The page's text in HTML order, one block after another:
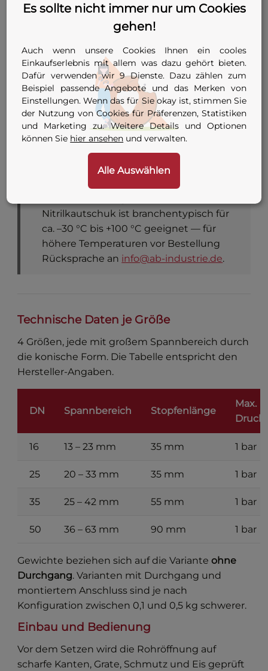
Einsatzbereich
bis 63 mm
Anschluss
Konfigurator-Tabelle
oben
Innengewinde
Adapter
G 1/8 oder G 1/4 (je nach
Anschluss-
Konfiguration)
Temperatureinsatzgrenzen sind
im Hersteller-Datenblatt zu diesem
Nitrilkautschuk ist branchentypisch für
ca. –30 °C bis +100 °C geeignet — für
höhere Temperaturen vor Bestellung
Rücksprache an info@ab-industrie.de.
Technische Daten je Größe
4 Größen, jede mit großem Spannbereich durch
die konische Form. Die Tabelle entspricht den
Hersteller-Angaben.
DN Spannbereich Stopfenlänge
Max.
Druck
16 13 – 23 mm 35 mm 1 bar
25 20 – 33 mm 35 mm 1 bar
35 25 – 42 mm 55 mm 1 bar
50 36 – 63 mm 90 mm 1 bar
Gewichte beziehen sich auf die Varianteohne
Durchgang. Varianten mit Durchgang und
montiertem Anschluss sind je nach
Konfiguration zwischen 0,1 und 0,5 kg schwerer.
Einbau und Bedienung
Vor dem Setzen wird die Rohröffnung auf
scharfe Kanten, Grate, Schmutz und Eis geprüft
Es sollte nicht immer nur um Cookies
gehen!
Auch wenn unsere Cookies Ihnen ein cooles
Einkaufserlebnis mit allem was dazu gehört bieten.
Dafür verwenden wir 9 Dienste. Dazu zählen zum
Beispiel passende Angebote und das Merken von
Einstellungen. Wenn das für Sie okay ist, stimmen Sie
der Nutzung von Cookies für Präferenzen, Statistiken
und Marketing zu. Weitere Details und Optionen
können Sie hier ansehen und verwalten.
Alle Auswählen